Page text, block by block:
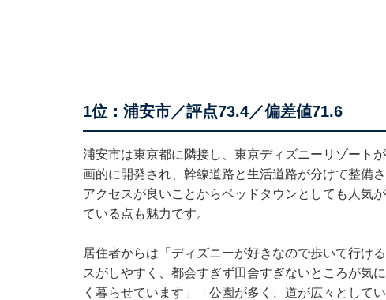
1位：浦安市／評点73.4／偏差値71.6
浦安市は東京都に隣接し、東京ディズニーリゾート
画的に開発され、幹線道路と生活道路が分けて整備
アクセスが良いことからベッドタウンとしても人気
ている点も魅力です。
居住者からは「ディズニーが好きなので歩いて行け
スがしやすく、都会すぎず田舎すぎないところが気
く暮らせています」「公園が多く、道が広々として